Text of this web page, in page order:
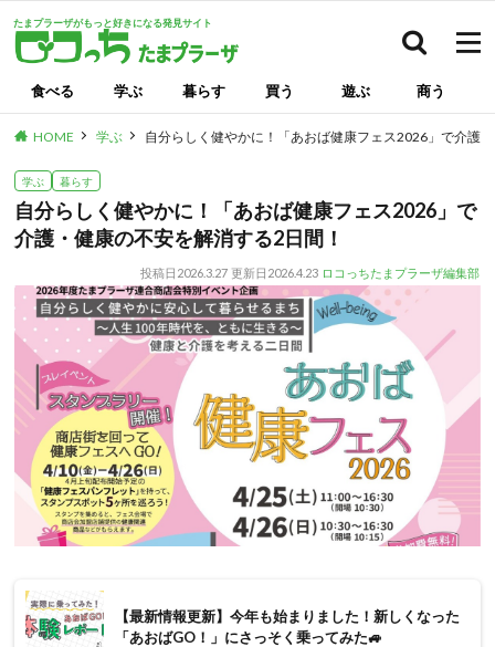
たまプラーザがもっと好きになる発見サイト
食べる 学ぶ 暮らす 買う 遊ぶ 商う
HOME 学ぶ 自分らしく健やかに！「あおば健康フェス2026」で介護
学ぶ 暮らす
自分らしく健やかに！「あおば健康フェス2026」で
介護・健康の不安を解消する2日間！
投稿日 2026.3.27 更新日 2026.4.23 ロコっちたまプラーザ編集部
【最新情報更新】今年も始まりました！新しくなった
「あおばGO！」にさっそく乗ってみた🚙